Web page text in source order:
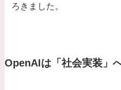
ろきました。
OpenAIは「社会実装」